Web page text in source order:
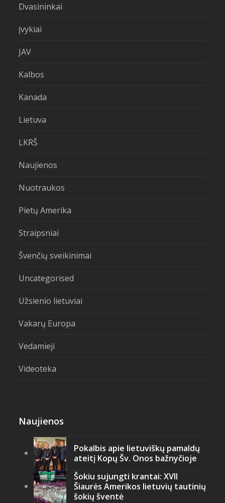
Dvasininkai
Įvykiai
JAV
Kalbos
Kanada
Lietuva
LKRŠ
Naujienos
Nuotraukos
Pietų Amerika
Straipsniai
Švenčių sveikinimai
Uncategorised
Užsienio lietuviai
Vakarų Europa
Vedamieji
Videoteka
Naujienos
Pokalbis apie lietuviškų pamaldų
ateitį Kopų Šv. Onos bažnyčioje
Šokiu sujungti krantai: XVII
Šiaurės Amerikos lietuvių tautinių
šokių šventė